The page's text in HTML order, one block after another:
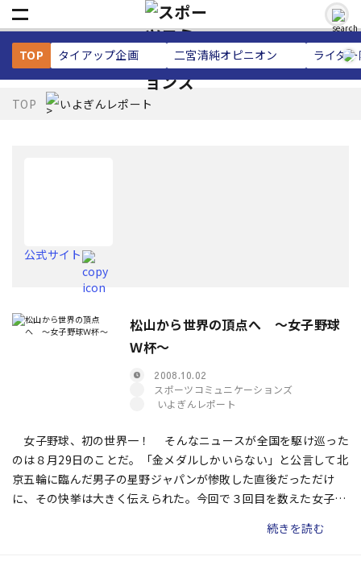
TOP タイアップ企画 二宮清純オピニオン ライタ
TOP いよぎんレポート
公式サイト
松山から世界の頂点へ 〜女子野球
Ｗ杯〜
2008.10.02
スポーツコミュニケーションズ
いよぎんレポート
女子野球、初の世界一！ そんなニュースが全国を駆け巡った
のは８月29日のことだ。「金メダルしかいらない」と公言して北
京五輪に臨んだ男子の星野ジャパンが惨敗した直後だっただけ
に、その快挙は大きく伝えられた。今回で３回目を数えた女子野
声援を浴びた選手がいた。地元の女子硬式野球クラブ「マドンナ
続きを読む